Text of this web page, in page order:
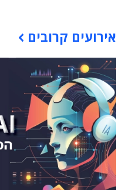
אירועים קרובים